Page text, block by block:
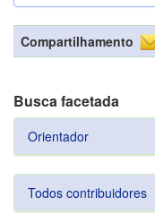
Compartilhamento
Busca facetada
Orientador
Todos contribuidores